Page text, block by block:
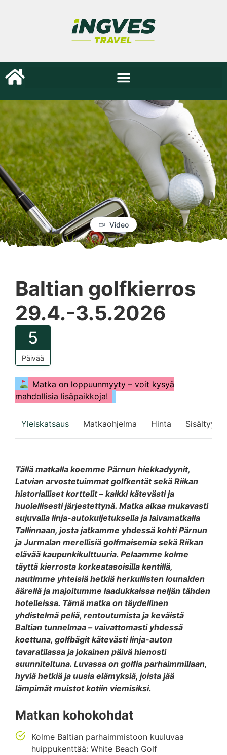
Video
Baltian golfkierros
29.4.-3.5.2026
5
Päivää
Matka on loppuunmyyty – voit kysyä
mahdollisia lisäpaikkoja!
Yleiskatsaus Matkaohjelma Hinta Sisältyy
Tällä matkalla koemme Pärnun hiekkadyynit,
Latvian arvostetuimmat golfkentät sekä Rii­kan
historialliset korttelit – kaikki kätevästi ja
huolellisesti järjestettynä. Matka alkaa mukavasti
sujuvalla linja-autokuljetuksella ja laivamatkalla
Tallinnaan, josta jatkamme yhdessä kohti Pärnun
ja Jurmalan merellisiä golfmaisemia sekä Rii­kan
elävää kaupunkikulttuuria. Pelaamme kolme
täyttä kierrosta korkeatasoisilla kentillä,
nautimme yhteisiä hetkiä herkullisten lounaiden
äärellä ja majoitumme laadukkaissa neljän tähden
hotelleissa. Tämä matka on täydellinen
yhdistelmä peliä, rentoutumista ja keväistä
Baltian tunnelmaa – vaivattomasti yhdessä
koettuna, golfbägit kätevästi linja-auton
tavaratilassa ja jokainen päivä hienosti
suunniteltuna. Luvassa on golfia parhaimmillaan,
hyviä hetkiä ja uusia elämyksiä, joista jää
lämpimät muistot kotiin viemisiksi.
Matkan kohokohdat
Kolme Baltian parhaimmistoon kuuluvaa
huippukenttää: White Beach Golf